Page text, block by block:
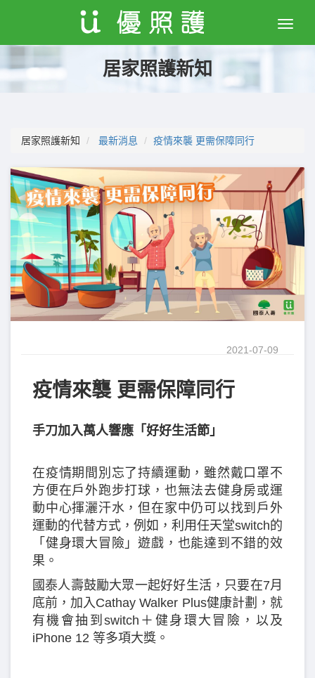
Toggle
居家照護新知
居家照護新知 最新消息 疫情來襲 更需保障同行
2021-07-09
疫情來襲 更需保障同行
手刀加入萬人響應「好好生活節」
在疫情期間別忘了持續運動，雖然戴口罩不
方便在戶外跑步打球，也無法去健身房或運
動中心揮灑汗水，但在家中仍可以找到戶外
運動的代替方式，例如，利用任天堂switch的
「健身環大冒險」遊戲，也能達到不錯的效
果。
國泰人壽鼓勵大眾一起好好生活，只要在7月
底前，加入Cathay Walker Plus健康計劃，就
有機會抽到switch＋健身環大冒險，以及
iPhone 12 等多項大獎。